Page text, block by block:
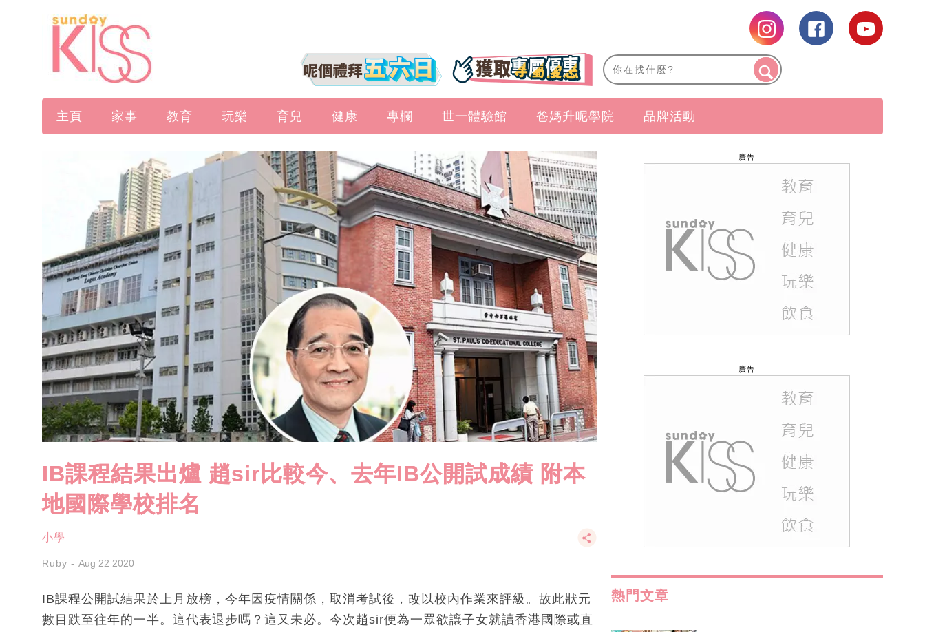
主頁 家事 教育 玩樂 育兒 健康 專欄 世一體驗館 爸媽升呢學院 品牌活動
IB課程結果出爐 趙sir比較今、去年IB公開試成績 附本
地國際學校排名
小學
Ruby Aug 22 2020
IB課程公開試結果於上月放榜，今年因疫情關係，取消考試後，改以校內作業來評級。故此狀元
數目跌至往年的一半。這代表退步嗎？這又未必。今次趙sir便為一眾欲讓子女就讀香港國際或直
廣告
廣告
熱門文章